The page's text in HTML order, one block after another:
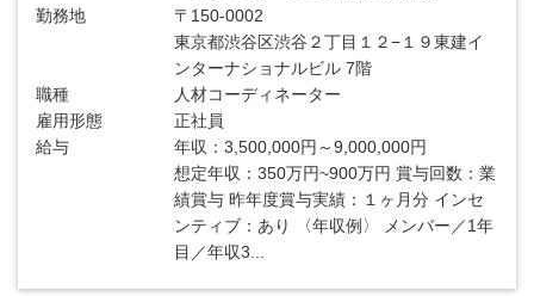
勤務地
〒150-0002
東京都渋谷区渋谷２丁目１２−１９東建イ
ンターナショナルビル 7階
職種
人材コーディネーター
雇用形態
正社員
給与
年収：3,500,000円～9,000,000円
想定年収：350万円~900万円 賞与回数：業
績賞与 昨年度賞与実績：１ヶ月分 インセ
ンティブ：あり 〈年収例〉 メンバー／1年
目／年収3...